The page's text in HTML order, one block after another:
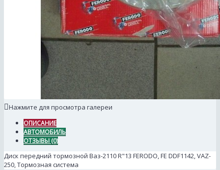
Нажмите для просмотра галереи
ОПИСАНИЕ
АВТОМОБИЛЬ
ОТЗЫВЫ (0)
Диск передний тормозной Ваз-2110 R"13 FERODO, FE DDF1142, VAZ-
250, Тормозная система